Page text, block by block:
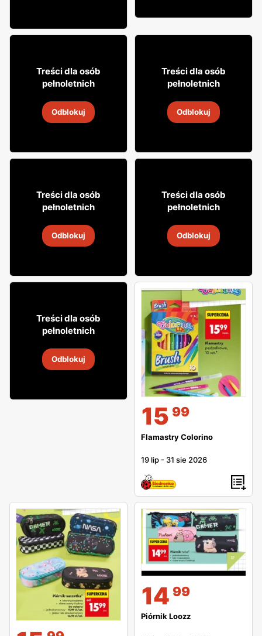
85
6 sie 2026
Treści dla osób
pełnoletnich
Odblokuj
2395
6 sie 2026
Treści dla osób
pełnoletnich
Odblokuj
3999
6 sie 2026
Treści dla osób
pełnoletnich
Odblokuj
49
6 sie 2026
Treści dla osób
pełnoletnich
Odblokuj
2975
6 sie 2026
Treści dla osób
pełnoletnich
Odblokuj
15 99
Flamastry Colorino
19 lip - 31 sie 2026
14 99
Piórnik Loozz